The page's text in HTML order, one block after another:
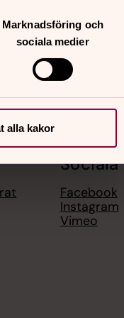
Marknadsföring och
sociala medier
alla kakor
Sociala
Facebook
Instagram
Vimeo